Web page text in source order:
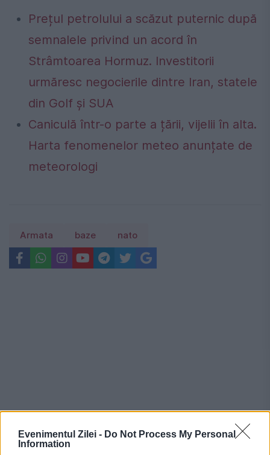
Evenimentul Zilei - Do Not Process My Personal
Information
Prețul petrolului a scăzut puternic după
semnalele privind un acord în
Strâmtoarea Hormuz. Investitorii
urmăresc negocierile dintre Iran, statele
din Golf și SUA
Caniculă într-o parte a țării, vijelii în alta.
Harta fenomenelor meteo anunțate de
meteorologi
Armata baze nato